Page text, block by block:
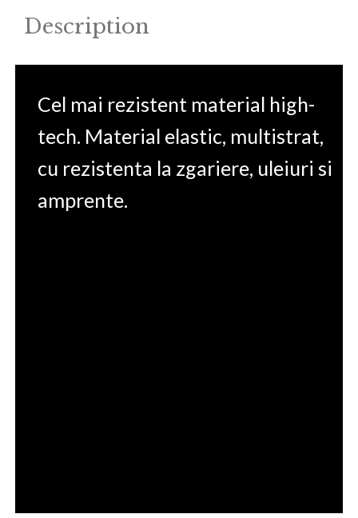
Description
Cel mai rezistent material high-
tech. Material elastic, multistrat,
cu rezistenta la zgariere, uleiuri si
amprente.